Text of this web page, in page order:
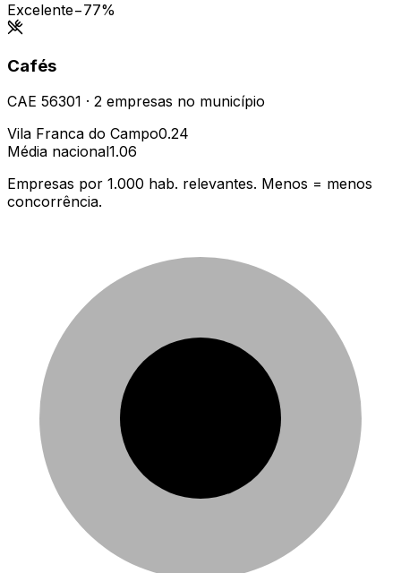
Excelente−77%
Cafés
CAE 56301 · 2 empresas no município
Vila Franca do Campo0.24
Média nacional1.06
Empresas por 1.000 hab. relevantes. Menos = menos
concorrência.